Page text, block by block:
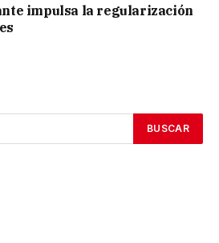
impulsa la regularización